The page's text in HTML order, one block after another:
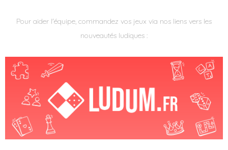
Pour aider l'équipe, commandez vos jeux via nos liens vers les
nouveautés ludiques :